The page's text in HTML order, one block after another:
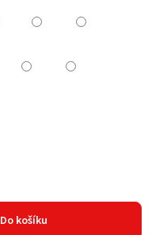
Do košíku